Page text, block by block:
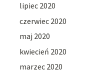
lipiec 2020
czerwiec 2020
maj 2020
kwiecień 2020
marzec 2020